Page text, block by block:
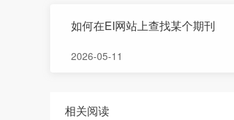
如何在EI网站上查找某个期刊
2026-05-11
相关阅读